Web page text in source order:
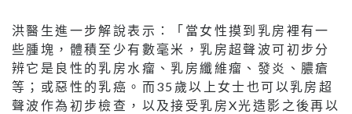
洪醫生進一步解說表示：「當女性摸到乳房裡有一
些腫塊，體積至少有數毫米，乳房超聲波可初步分
辨它是良性的乳房水瘤、乳房纖維瘤、發炎、膿瘡
等；或惡性的乳癌。而35歲以上女士也可以乳房超
聲波作為初步檢查，以及接受乳房X光造影之後再以